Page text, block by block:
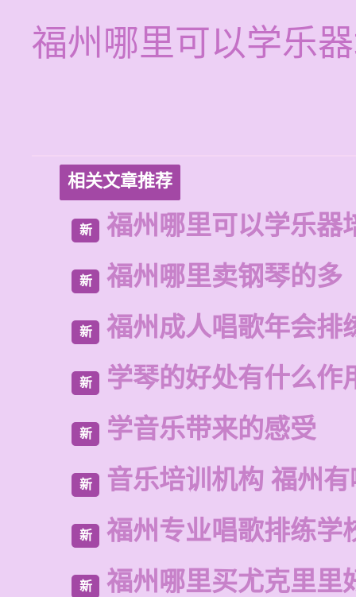
福州哪里可以学乐
相关文章推荐
新 福州哪里可以学乐器
新 福州哪里卖钢琴的多
新 福州成人唱歌年会排
新 学琴的好处有什么作
新 学音乐带来的感受
新 音乐培训机构 福州
新 福州专业唱歌排练学
新 福州哪里买尤克里里